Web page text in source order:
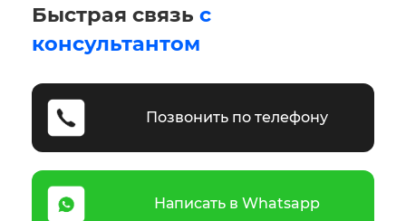
Быстрая связь с
консультантом
Позвонить по телефону
Написать в Whatsapp